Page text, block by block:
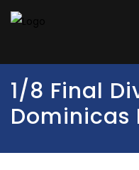
1/8 Final
Dominicas